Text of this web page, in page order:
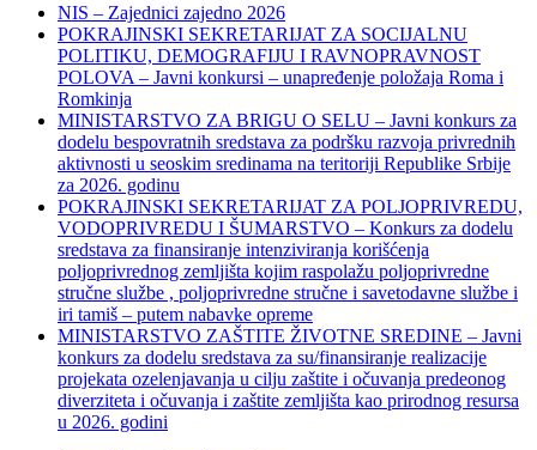
NIS – Zajednici zajedno 2026
POKRAJINSKI SEKRETARIJAT ZA SOCIJALNU
POLITIKU, DEMOGRAFIJU I RAVNOPRAVNOST
POLOVA – Javni konkursi – unapređenje položaja Roma i
Romkinja
MINISTARSTVO ZA BRIGU O SELU – Javni konkurs za
dodelu bespovratnih sredstava za podršku razvoja privrednih
aktivnosti u seoskim sredinama na teritoriji Republike Srbije
za 2026. godinu
POKRAJINSKI SEKRETARIJAT ZA POLJOPRIVREDU,
VODOPRIVREDU I ŠUMARSTVO – Konkurs za dodelu
sredstava za finansiranje intenziviranja korišćenja
poljoprivrednog zemljišta kojim raspolažu poljoprivredne
stručne službe , poljoprivredne stručne i savetodavne službe i
iri tamiš ‒ putem nabavke opreme
MINISTARSTVO ZAŠTITE ŽIVOTNE SREDINE – Javni
konkurs za dodelu sredstava za su/finansiranje realizacije
projekata ozelenjavanja u cilju zaštite i očuvanja predeonog
diverziteta i očuvanja i zaštite zemljišta kao prirodnog resursa
u 2026. godini